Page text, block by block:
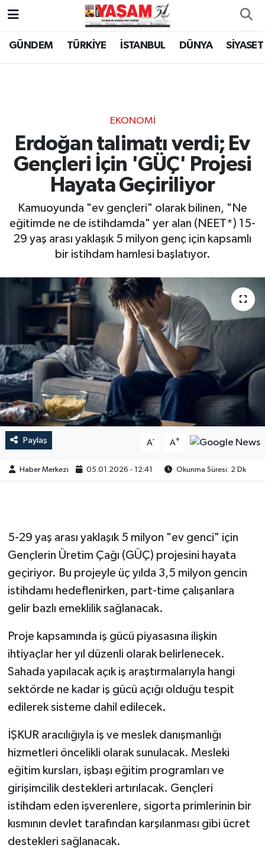
GÜNDEM TÜRKİYE İSTANBUL DÜNYA SİYASET
EKONOMİ
Erdoğan talimatı verdi; Ev
Gençleri İçin 'GÜÇ' Projesi
Hayata Geçiriliyor
Kamuoyunda "ev gençleri" olarak bilinen, "Ne
eğitimde ne de istihdamda" yer alan (NEET*) 15-
29 yaş arası yaklaşık 5 milyon genç için kapsamlı
bir istihdam hamlesi başlatıyor.
Paylaş A- A+
Haber Merkezi 05.01.2026 - 12:41 Okunma Süresi: 2 Dk
5-29 yaş arası yaklaşık 5 milyon "ev genci" için
Gençlerin Üretim Çağı (GÜÇ) projesini hayata
geçiriyor. Bu projeyle üç yılda 3,5 milyon gencin
istihdamı hedeflenirken, part-time çalışanlara
gelir bazlı emeklilik sağlanacak.
Proje kapsamında iş gücü piyasasına ilişkin
ihtiyaçlar her yıl düzenli olarak belirlenecek.
Sahada yapılacak açık iş araştırmalarıyla hangi
sektörde ne kadar iş gücü açığı olduğu tespit
edilerek sisteme dahil edilecek.
İŞKUR aracılığıyla iş ve meslek danışmanlığı
hizmetleri öncelikli olarak sunulacak. Mesleki
eğitim kursları, işbaşı eğitim programları ve
girişimcilik destekleri artırılacak. Gençleri
istihdam eden işverenlere, sigorta primlerinin bir
kısmının devlet tarafından karşılanması gibi ücret
destekleri sağlanacak.